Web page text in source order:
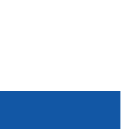
唯一の中高一貫教育校